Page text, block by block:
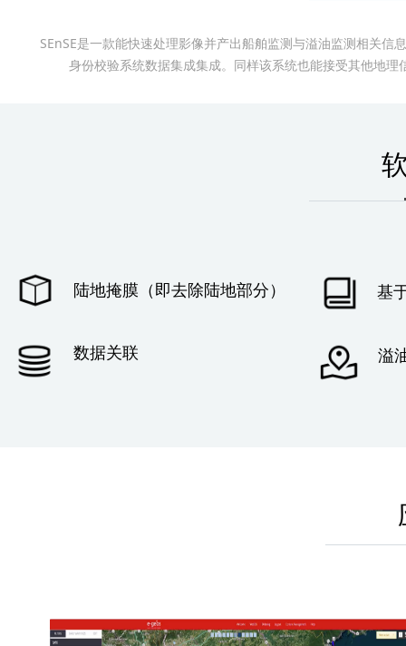
SEnSE是一款能快速处理影像并产出船舶监测与溢油监测相关
身份校验系统数据集成集成。同样该系统也能接受其他地
陆地掩膜（即去除陆地部分） 基
数据关联 溢